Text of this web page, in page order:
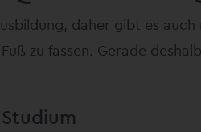
daher gibt es
zu fassen. Gerade